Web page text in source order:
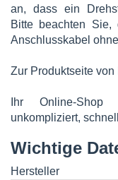
an, dass ein
Bitte beachten Sie,
Anschlusskabel
Zur Produktseite von
Ihr Online-Shop
unkompliziert,
Wichtige
Hersteller